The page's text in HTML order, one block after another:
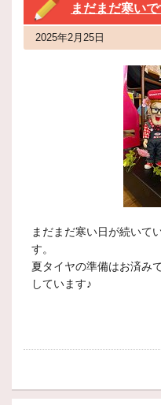
まだまだ寒い
2025年2月25日
まだまだ寒い日が続いて
す。
夏タイヤの準備はお済み
しています♪